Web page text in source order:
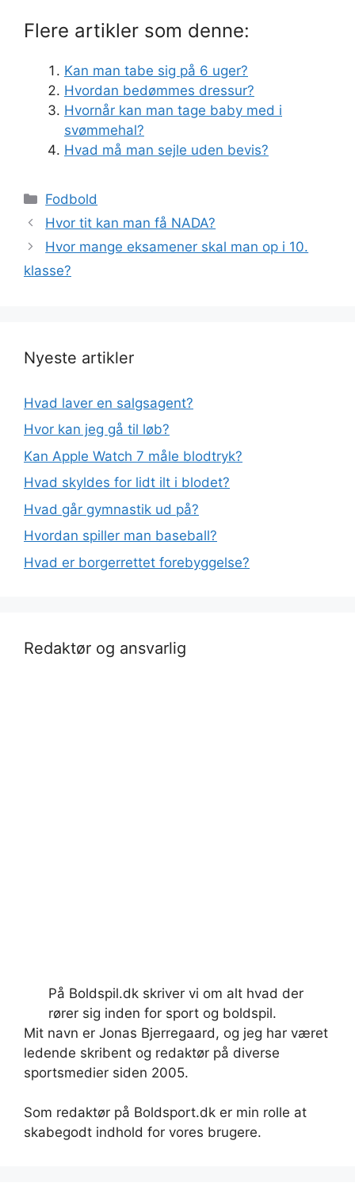
Flere artikler som denne:
Kan man tabe sig på 6 uger?
Hvordan bedømmes dressur?
Hvornår kan man tage baby med i
svømmehal?
Hvad må man sejle uden bevis?
Kategorier
Fodbold
Hvor tit kan man få NADA?
Hvor mange eksamener skal man op i 10.
klasse?
Nyeste artikler
Hvad laver en salgsagent?
Hvor kan jeg gå til løb?
Kan Apple Watch 7 måle blodtryk?
Hvad skyldes for lidt ilt i blodet?
Hvad går gymnastik ud på?
Hvordan spiller man baseball?
Hvad er borgerrettet forebyggelse?
Redaktør og ansvarlig
På Boldspil.dk skriver vi om alt hvad der
rører sig inden for sport og boldspil.
Mit navn er Jonas Bjerregaard, og jeg har været
ledende skribent og redaktør på diverse
sportsmedier siden 2005.
Som redaktør på Boldsport.dk er min rolle at
skabegodt indhold for vores brugere.